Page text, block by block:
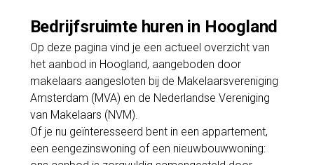
Bedrijfsruimte huren in Hoogland
Op deze pagina vind je een actueel overzicht van
het aanbod in Hoogland, aangeboden door
makelaars aangesloten bij de Makelaarsvereniging
Amsterdam (MVA) en de Nederlandse Vereniging
van Makelaars (NVM).
Of je nu geïnteresseerd bent in een appartement,
een eengezinswoning of een nieuwbouwwoning: